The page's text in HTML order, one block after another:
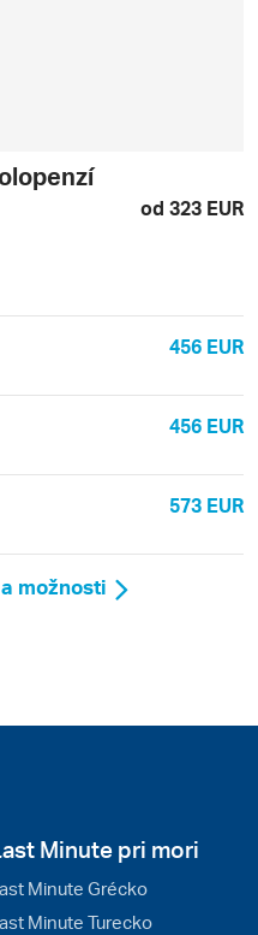
od 323 EUR
456 EUR
456 EUR
573 EUR
možnosti
Minute pri mori
Minute Grécko
Minute Turecko